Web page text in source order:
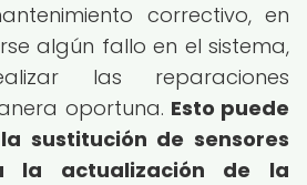
correctivo, en
algún fallo en el sistema,
las reparaciones
oportuna. Esto puede
sustitución de sensores
la actualización de la